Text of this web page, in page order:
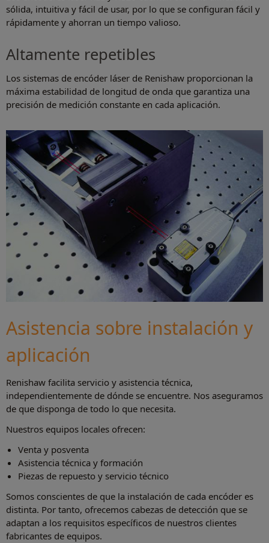
sólida, intuitiva y fácil de usar, por lo que se configuran fácil y
rápidamente y ahorran un tiempo valioso.
Altamente repetibles
Los sistemas de encóder láser de Renishaw proporcionan la
máxima estabilidad de longitud de onda que garantiza una
precisión de medición constante en cada aplicación.
Asistencia sobre instalación y
aplicación
Renishaw facilita servicio y asistencia técnica,
independientemente de dónde se encuentre. Nos aseguramos
de que disponga de todo lo que necesita.
Nuestros equipos locales ofrecen:
Venta y posventa
Asistencia técnica y formación
Piezas de repuesto y servicio técnico
Somos conscientes de que la instalación de cada encóder es
distinta. Por tanto, ofrecemos cabezas de detección que se
adaptan a los requisitos específicos de nuestros clientes
fabricantes de equipos.